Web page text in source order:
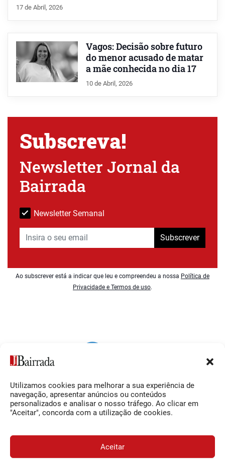
Utilizamos cookies para melhorar a sua experiência de
navegação, apresentar anúncios ou conteúdos
personalizados e analisar o nosso tráfego. Ao clicar em
"Aceitar", concorda com a utilização de cookies.
Aceitar
17 de Abril, 2026
Vagos: Decisão sobre futuro
do menor acusado de matar
a mãe conhecida no dia 17
10 de Abril, 2026
Subscreva!
Newsletter Jornal da
Bairrada
Newsletter Semanal
Subscrever
Ao subscrever está a indicar que leu e compreendeu a nossa Política de
Privacidade e Termos de uso.
Siga-nos
Facebook
O Jornal da Bairrada
Contactos